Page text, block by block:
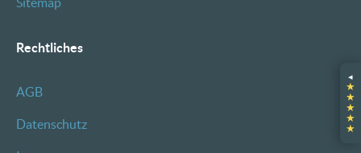
◂
★
★
★
★
★
Rechtliches
AGB
Datenschutz